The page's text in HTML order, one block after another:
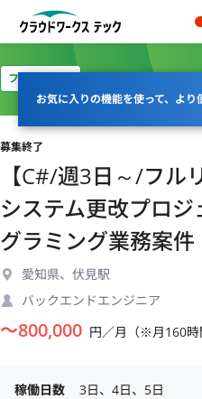
お気に入りの機能を使って、より
フルリモート
募集終了
【C#/週3日～/フル
システム更改プロ
グラミング業務案件
愛知県、伏見駅
バックエンドエンジニア
〜800,000 円／月（※月160時
稼働日数
3日、4日、5日